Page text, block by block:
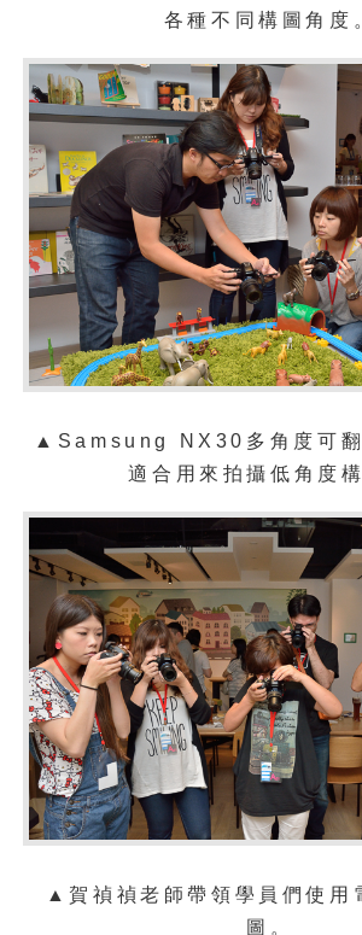
各種不同構圖角度
▲ Samsung NX30多角度可
適合用來拍攝低角度構
▲賀禎禎老師帶領學員們使用
圖。